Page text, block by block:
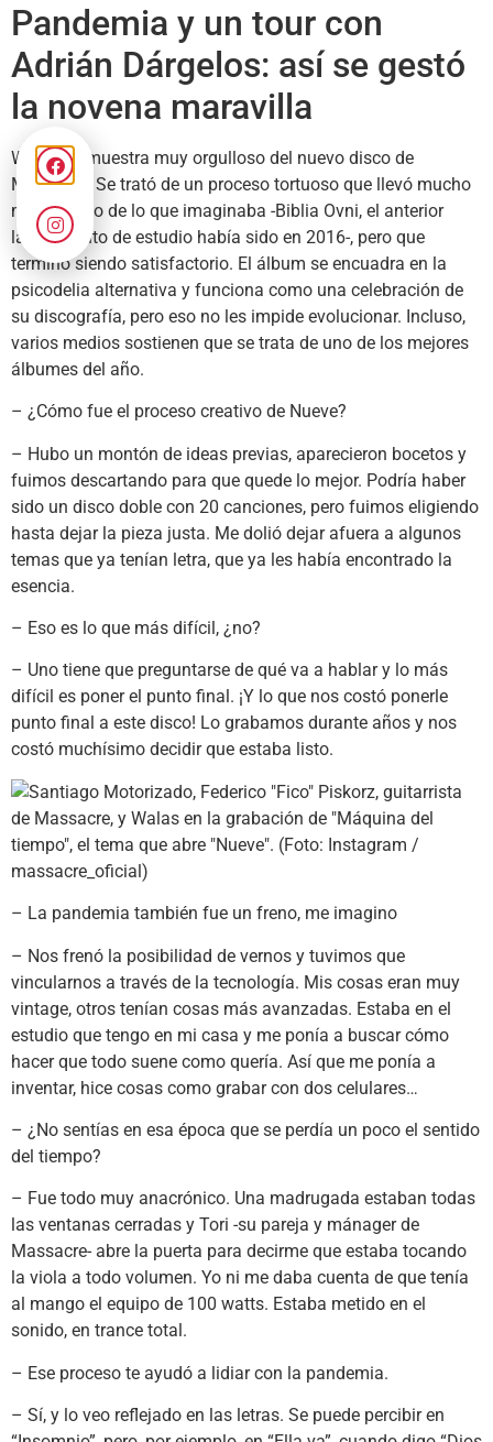
Pandemia y un tour con
Adrián Dárgelos: así se gestó
la novena maravilla
Walas se muestra muy orgulloso del nuevo disco de
Massacre. Se trató de un proceso tortuoso que llevó mucho
más tiempo de lo que imaginaba -Biblia Ovni, el anterior
lanzamiento de estudio había sido en 2016-, pero que
terminó siendo satisfactorio. El álbum se encuadra en la
psicodelia alternativa y funciona como una celebración de
su discografía, pero eso no les impide evolucionar. Incluso,
varios medios sostienen que se trata de uno de los mejores
álbumes del año.
– ¿Cómo fue el proceso creativo de Nueve?
– Hubo un montón de ideas previas, aparecieron bocetos y
fuimos descartando para que quede lo mejor. Podría haber
sido un disco doble con 20 canciones, pero fuimos eligiendo
hasta dejar la pieza justa. Me dolió dejar afuera a algunos
temas que ya tenían letra, que ya les había encontrado la
esencia.
– Eso es lo que más difícil, ¿no?
– Uno tiene que preguntarse de qué va a hablar y lo más
difícil es poner el punto final. ¡Y lo que nos costó ponerle
punto final a este disco! Lo grabamos durante años y nos
costó muchísimo decidir que estaba listo.
– La pandemia también fue un freno, me imagino
– Nos frenó la posibilidad de vernos y tuvimos que
vincularnos a través de la tecnología. Mis cosas eran muy
vintage, otros tenían cosas más avanzadas. Estaba en el
estudio que tengo en mi casa y me ponía a buscar cómo
hacer que todo suene como quería. Así que me ponía a
inventar, hice cosas como grabar con dos celulares…
– ¿No sentías en esa época que se perdía un poco el sentido
del tiempo?
– Fue todo muy anacrónico. Una madrugada estaban todas
las ventanas cerradas y Tori -su pareja y mánager de
Massacre- abre la puerta para decirme que estaba tocando
la viola a todo volumen. Yo ni me daba cuenta de que tenía
al mango el equipo de 100 watts. Estaba metido en el
sonido, en trance total.
– Ese proceso te ayudó a lidiar con la pandemia.
– Sí, y lo veo reflejado en las letras. Se puede percibir en